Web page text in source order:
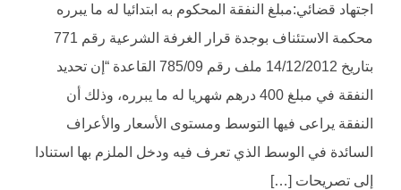
اجتهاد قضائي:مبلغ النفقة المحكوم به ابتدائيا له ما يبرره
محكمة الاستئناف بوجدة قرار الغرفة الشرعية رقم 771
بتاريخ 14/12/2012 ملف رقم 785/09 القاعدة “إن تحديد
النفقة في مبلغ 400 درهم شهريا له ما يبرره، وذلك أن
النفقة يراعى فيها التوسط ومستوى الأسعار والأعراف
السائدة في الوسط الذي تعرف فيه ودخل الملزم بها استنادا
إلى تصريحات […]